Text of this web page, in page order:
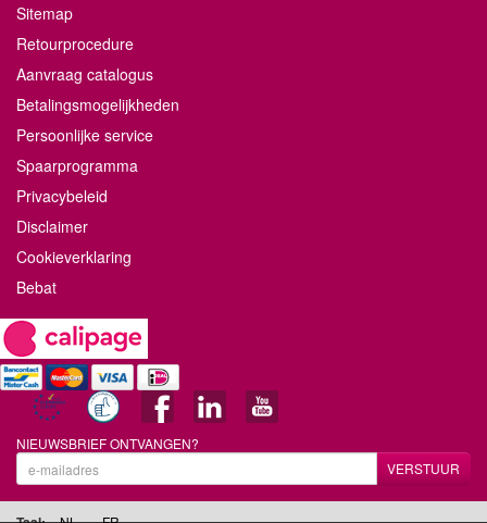
Sitemap
Retourprocedure
Aanvraag catalogus
Betalingsmogelijkheden
Persoonlijke service
Spaarprogramma
Privacybeleid
Disclaimer
Cookieverklaring
Bebat
NIEUWSBRIEF ONTVANGEN?
VERSTUUR